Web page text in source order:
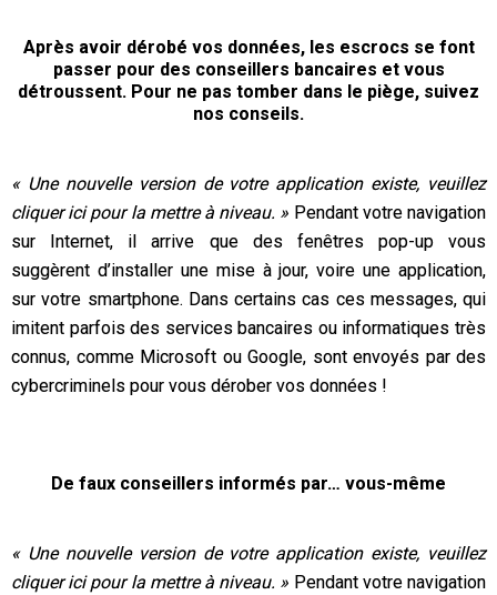
Après avoir dérobé vos données, les escrocs se font
passer pour des conseillers bancaires et vous
détroussent. Pour ne pas tomber dans le piège, suivez
nos conseils.
« Une nouvelle version de votre application existe, veuillez
cliquer ici pour la mettre à niveau. » Pendant votre navigation
sur Internet, il arrive que des fenêtres pop-up vous
suggèrent d’installer une mise à jour, voire une application,
sur votre smartphone. Dans certains cas ces messages, qui
imitent parfois des services bancaires ou informatiques très
connus, comme Microsoft ou Google, sont envoyés par des
cybercriminels pour vous dérober vos données !
De faux conseillers informés par… vous-même
« Une nouvelle version de votre application existe, veuillez
cliquer ici pour la mettre à niveau. » Pendant votre navigation